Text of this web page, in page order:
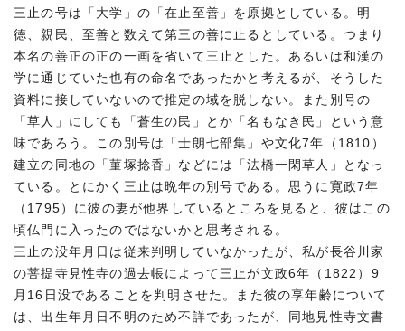
三止の号は「大学」の「在止至善」を原拠としている。明
徳、親民、至善と数えて第三の善に止るとしている。つまり
本名の善正の正の一画を省いて三止とした。あるいは和漢の
学に通じていた也有の命名であったかと考えるが、そうした
資料に接していないので推定の域を脱しない。また別号の
「草人」にしても「蒼生の民」とか「名もなき民」という意
味であろう。この別号は「士朗七部集」や文化7年（1810）
建立の同地の「菫塚捻香」などには「法橋一閑草人」となっ
ている。とにかく三止は晩年の別号である。思うに寛政7年
（1795）に彼の妻が他界しているところを見ると、彼はこの
頃仏門に入ったのではないかと思考される。
三止の没年月日は従来判明していなかったが、私が長谷川家
の菩提寺見性寺の過去帳によって三止が文政6年（1822）9
月16日没であることを判明させた。また彼の享年齢について
は、出生年月日不明のため不詳であったが、同地見性寺文書